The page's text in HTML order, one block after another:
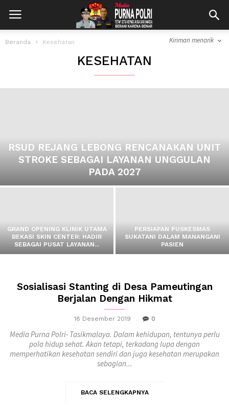
Beranda Kesehatan Kiriman menarik
KESEHATAN
KOMENTAR LURAH CEMARA, PESAN TEGAS
: NARKOBA TIDAK ADA RUANG, TIDAK...
RSUD REJANG LEBONG RENCANAKAN UNIT
STROKE SEBAGAI LAYANAN UNGGULAN
PADA 2027
GRAND OPENING KLINIK UTAMA
BEKASI SKIN CENTER: HADIR
SEBAGAI PUSAT LAYANAN...
PERSIAPAN PUSKESMAS
SUKATANI DALAM MANANGANI
PASIEN
Sosialisasi Stanting di Desa Pameutingan
Berjalan Dengan Hikmat
18 Desember 2019 0
Media Purna Polri- Tasikmalaya. Dalam kehidupan, tentunya perlu
pola hidup sehat. Akan tetapi, terkadang lupa dengan
memperhatikan kesehatan sendiri dan juga kesehatan merupakan
sebagian...
BACA SELENGKAPNYA